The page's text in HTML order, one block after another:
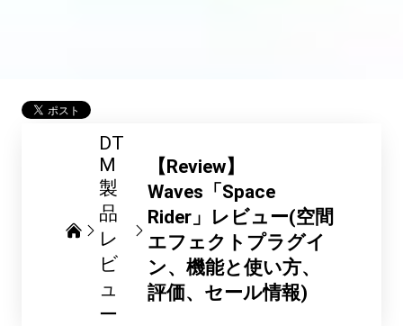
DT
M
製
品
レ
ビ
ュ
ー
【Review】
Waves「Space
Rider」レビュー(空間
エフェクトプラグイ
ン、機能と使い方、
評価、セール情報)